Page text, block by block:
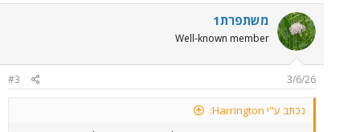
משתפרת1
Well-known member
3/6/26
#3
נכתב ע"י Harrington: